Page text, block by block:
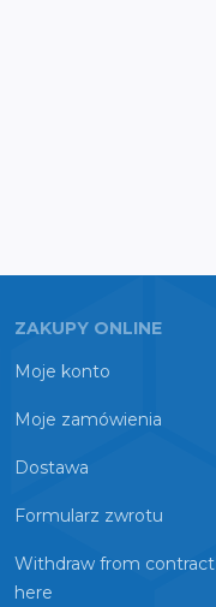
ZAKUPY ONLINE
Moje konto
Moje zamówienia
Dostawa
Formularz zwrotu
Withdraw from contract
here